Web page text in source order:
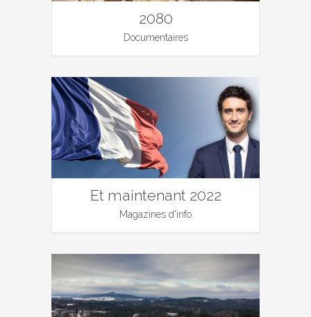
2080
Documentaires
Et maintenant 2022
Magazines d'info